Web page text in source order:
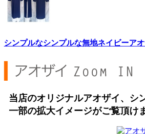
シンプルなシンプルな無地ネイビーア
当店のオリジナルアオザイ、シ
一部の拡大イメージがご覧頂け